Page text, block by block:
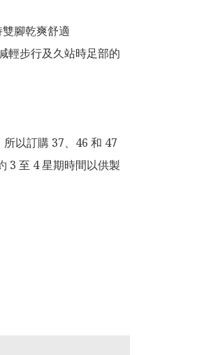
腳乾爽舒適
輕步行及久站時足部的
以訂購 37、46 和 47
3 至 4 星期時間以供製